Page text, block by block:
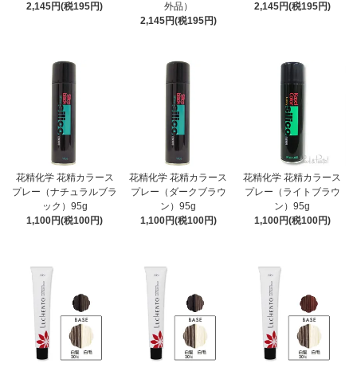
2,145円(税195円)
外品）
2,145円(税195円)
2,145円(税195円)
花精化学 花精カラース
プレー（ナチュラルブラ
ック）95g
1,100円(税100円)
花精化学 花精カラース
プレー（ダークブラウ
ン）95g
1,100円(税100円)
花精化学 花精カラース
プレー（ライトブラウ
ン）95g
1,100円(税100円)